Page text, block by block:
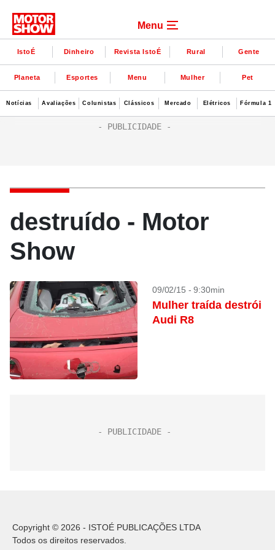
Menu
IstoÉ Dinheiro Revista IstoÉ Rural Gente
Planeta Esportes Menu Mulher Pet
Notícias Avaliações Colunistas Clássicos Mercado Elétricos Fórmula 1
destruído - Motor
Show
09/02/15 - 9:30min
Mulher traída destrói
Audi R8
Copyright © 2026 - ISTOÉ PUBLICAÇÕES LTDA
Todos os direitos reservados.